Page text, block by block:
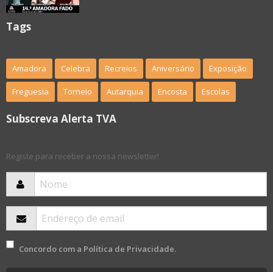
Tags
Amadora Celebra Recreios Aniversário Exposição
Freguesia Torneio Autarquia Encosta Escolas
Subscreva Alerta TVA
Registe para receber a nossa newsletter!
Concordo com a Política de Privacidade.